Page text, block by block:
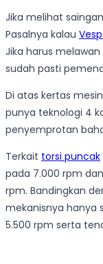
Jika melihat
Pasalnya kalau
Jika harus melawan
sudah pasti
Di atas kertas
punya teknologi 4
penyemprotan
Terkait torsi puncak
pada 7.000 rpm
rpm. Bandingkan
mekanisnya hanya
5.500 rpm serta